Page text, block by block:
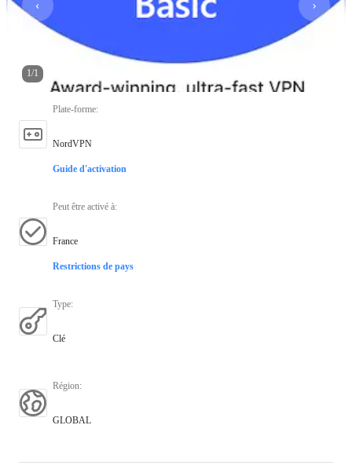
1/1
Plate-forme:
NordVPN
Guide d'activation
Peut être activé à:
France
Restrictions de pays
Type:
Clé
Région:
GLOBAL